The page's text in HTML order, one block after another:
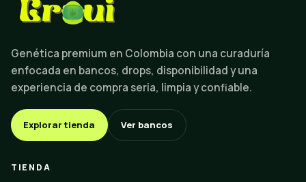
Genética premium en Colombia con una curaduría
enfocada en bancos, drops, disponibilidad y una
experiencia de compra seria, limpia y confiable.
Explorar tienda Ver bancos
TIENDA